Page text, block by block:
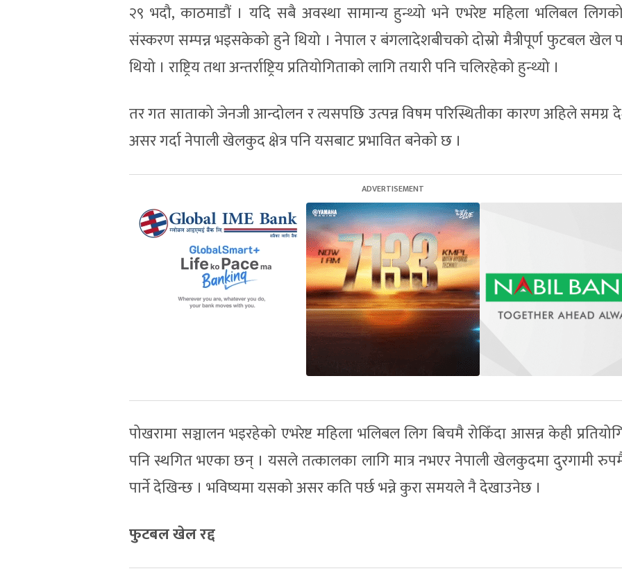
२९ भदौ, काठमाडौं । यदि सबै अवस्था सामान्य हुन्थ्यो भने एभरेष्ट महिला भलिबल लिगको
संस्करण सम्पन्न भइसकेको हुने थियो । नेपाल र बंगलादेशबीचको दोस्रो मैत्रीपूर्ण फुटबल खेल
थियो । राष्ट्रिय तथा अन्तर्राष्ट्रिय प्रतियोगिताको लागि तयारी पनि चलिरहेको हुन्थ्यो ।
तर गत साताको जेनजी आन्दोलन र त्यसपछि उत्पन्न विषम परिस्थितीका कारण अहिले समग्र
असर गर्दा नेपाली खेलकुद क्षेत्र पनि यसबाट प्रभावित बनेको छ ।
पोखरामा सञ्चालन भइरहेको एभरेष्ट महिला भलिबल लिग बिचमै रोकिँदा आसन्न केही
पनि स्थगित भएका छन् । यसले तत्कालका लागि मात्र नभएर नेपाली खेलकुदमा दुरगामी
पार्ने देखिन्छ । भविष्यमा यसको असर कति पर्छ भन्ने कुरा समयले नै देखाउनेछ ।
फुटबल खेल रद्द